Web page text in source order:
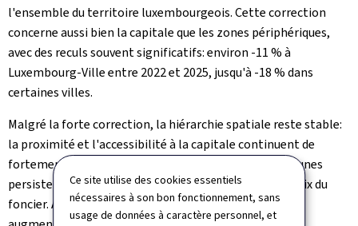
Ce site utilise des cookies essentiels
nécessaires à son bon fonctionnement, sans
usage de données à caractère personnel, et
l'ensemble du territoire luxembourgeois. Cette correction
concerne aussi bien la capitale que les zones périphériques,
avec des reculs souvent significatifs: environ -11 % à
Luxembourg-Ville entre 2022 et 2025, jusqu'à -18 % dans
certaines villes.
Malgré la forte correction, la hiérarchie spatiale reste stable:
la proximité et l'accessibilité à la capitale continuent de
fortement influencer les prix. Les écarts entre communes
persistent, reflétant notamment les différences de prix du
foncier. Ainsi, plus le temps de trajet vers la capitale